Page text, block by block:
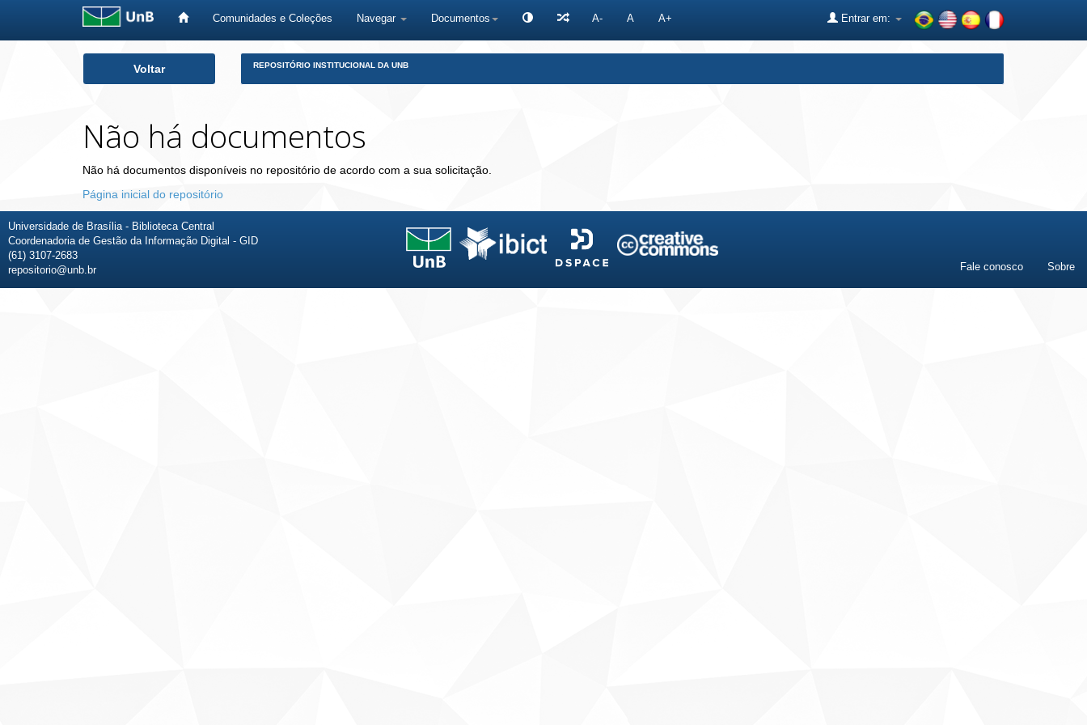
Comunidades e Coleções Navegar Documentos A- A A+ Entrar em:
Voltar REPOSITÓRIO INSTITUCIONAL DA UNB
Não há documentos
Não há documentos disponíveis no repositório de acordo com a sua solicitação.
Página inicial do repositório
Universidade de Brasília - Biblioteca Central
Coordenadoria de Gestão da Informação Digital - GID
(61) 3107-2683
repositorio@unb.br
Fale conosco Sobre